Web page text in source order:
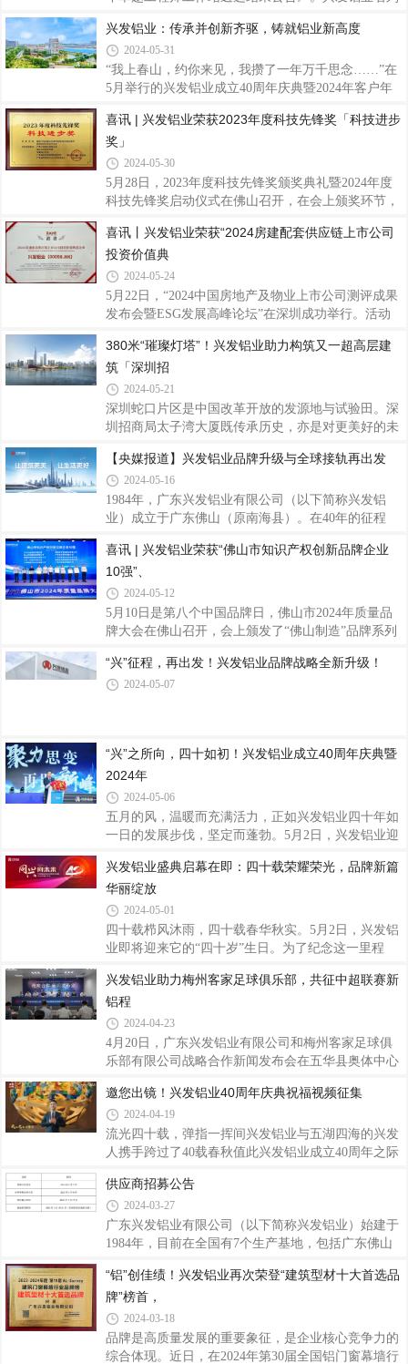
决，国际教育学院留学生足球队队员们挥汗绿茵，默
契配合，用实际行动诠释了团结协作、拼搏
师工作站”称号，作为国家级创新平台，企业可通过
佛山国创院与境内外高水平大学开展硕士、博士联合
培养和高水平协同创新，为公司探索高层次人才，做
好人才引育工作，进一步推进产学研用，加快实现新
格局，赋能企业行业高质量发展提供重要支撑作用。
兴发铝业作为集铝型材研发、生产、销售、服务于一
体的上市企业，40年来重视人才引育平台搭建
兴发铝业：传承并创新齐驱，铸就铝业新高度
2024-05-31
“我上春山，约你来见，我攒了一年万千思念……”在
5月举行的兴发铝业成立40周年庆典暨2024年客户年
导班子带来的合唱《上春山》，以全新的艺术形式展
现了兴发铝业的创新精神。事实上，作为中国专业制
造铝型材标杆企业，兴发铝业骨子里便带有勇于改革
创新、敢做时代“弄潮儿”的基因。01接力传承，四十
年砥砺磨一剑兴发铝业的创新精神，从领导班子在
式，不仅歌曲选择创新有活力有突破，更体现了企业
对传统文化的创新性传承。这种创新精神，
喜讯 | 兴发铝业荣获2023年度科技先锋奖「科技进步
奖」
2024-05-30
5月28日，2023年度科技先锋奖颁奖典礼暨2024年度
科技先锋奖启动仪式在佛山召开，在会上颁奖环节，
的高性能铝/镁合金及部件制造技术开发与产业化》项
目荣获科技进步奖。这是对各研究团队和兴发铝业多
年来积极与高校科研院所等联合研发，多措并举，高
度重视科技创新工作的充分肯定。兴发铝业一直以来
注重企业的技术创新工作，坚持以自主创新与产学研
节，注重前瞻性研发和布局，不断深化改革，在新产
品开发、技术进步、科研成果转化等方面取得了
喜讯丨兴发铝业荣获“2024房建配套供应链上市公司
投资价值典
2024-05-24
5月22日，“2024中国房地产及物业上市公司测评成果
发布会暨ESG发展高峰论坛”在深圳成功举行。活动
告》，同期隆重公布了“2024房地产配套供应链上市
公司测评成果”，兴发铝业荣获“2024房建配套供应链
上市公司投资价值典范企业”称号，凸显兴发铝业良
好的经营能力、雄厚的企业实力以及稳健的发展能
力，也是社会各界对兴发铝业投资价值的认可。公司
链上市公司营收排行榜TOP100位列第33名，2023年
房建供应链上市公司净利润排行榜TOP100位列第36
名
380米“璀璨灯塔”！兴发铝业助力构筑又一超高层建
筑「深圳招
2024-05-21
深圳蛇口片区是中国改革开放的发源地与试验田。深
圳招商局太子湾大厦既传承历史，亦是对更美好的未
地段，区位优势得天独厚，是“一带一路”国家战略落
位的又一重要支点。项目是由高度为380米的塔楼和
附属裙房组成，总建筑面积约170万㎡，以“一湾三坊
城中城”为概念，集纳邮轮母港、总部基地、文化创
型超高层建筑，打造超级湾区滨海城市综合体，是招
商局集团的“头号工程”，建成后将成为深圳太子湾片
区的标志性建筑，也将是“深圳市太子湾
【央媒报道】兴发铝业品牌升级与全球接轨再出发
2024-05-16
1984年，广东兴发铝业有限公司（以下简称兴发铝
业）成立于广东佛山（原南海县）。在40年的征程
于未来，兴发铝业品牌形象全新升级，力谋新发展。
勇立潮头挺起国之铝业“脊梁”历经风雨，兴发铝业从
一家乡镇企业到如今的中国铝挤压材领军企业， 2008
年，公司于香港联交所主板上市。之后随着广东省广
新控股集团有限公司和中国联塑集团控股有限公司分
见诸在国内外的建筑门窗幕墙系统、电子设备、机械
装备、轨道交通、航空、船舶等领域等场景或载
喜讯 | 兴发铝业荣获“佛山市知识产权创新品牌企业
10强”、
2024-05-12
5月10日是第八个中国品牌日，佛山市2024年质量品
牌大会在佛山召开，会上颁发了“佛山制造”品牌系列
识产权创新品牌企业10强”、“佛山市匠心品质品牌企
业50强”称号。兴发铝业作为铝型材行业的龙头企
的起草编制工作，以标准推动企业创新发展，现已参
与起草制定2项国际标准、77项国家标准、33项行业
标准和31项团体标准，并通过严格细分生产工
“兴”征程，再出发！兴发铝业品牌战略全新升级！
2024-05-07
“兴”之所向，四十如初！兴发铝业成立40周年庆典暨
2024年
2024-05-06
五月的风，温暖而充满活力，正如兴发铝业四十年如
一日的发展步伐，坚定而蓬勃。5月2日，兴发铝业迎
业成立40周年庆典暨2024年客户年会”。来自全国各
地的嘉宾、协会专家、经销商客户、合作伙伴以及兴
发铝业的同仁们齐聚一堂，共同见证兴发铝业四十年
的辉煌历程，共话兴发展，共享兴荣耀，共创兴未
来。新程共启，智绘铝业未来图随着音乐响起，“兴
缓拉开。激昂的旋律和舞者们灵动的身姿，展现了兴
发人的澎湃活力与进取精神。会上，兴发铝业董
兴发铝业盛典启幕在即：四十载荣耀荣光，品牌新篇
华丽绽放
2024-05-01
四十载栉风沐雨，四十载春华秋实。5月2日，兴发铝
业即将迎来它的“四十岁”生日。为了纪念这一里程
典。启新篇：品牌形象全面升级品牌是承载美好向往
的重要载体，兴发的品牌故事是生生不息的，也是不
断攀峰创新的。为能更贴近不同市场和客户的需要，
继续以高品质的产品和优质的服务为全球客户创造更
大的价值，庆典前期，兴发铝业公开征集了超过2500
进行提升更新，希望通过新的品牌形象向各界传达公
司的创新精神和追求卓越的理念。兴发铝业这次
兴发铝业助力梅州客家足球俱乐部，共征中超联赛新
铝程
2024-04-23
4月20日，广东兴发铝业有限公司和梅州客家足球俱
乐部有限公司战略合作新闻发布会在五华县奥体中心
式达成合作，兴发铝业成为梅州客家队臂章广告。会
上，兴发铝业阐述了此次合作的意义。值兴发铝业成
立40周年之际，公司首次涉足中国足球领域，与梅州
客家足球俱乐部共同开启新的合作篇章。在接下来的
发铝业”标志将首次亮相，兴发铝业的广告也将贯穿
梅州客家足球俱乐部所有赛事。公司期待梅州客家足
球队在赛场上的出色表现能进一步传递兴发铝业
邀您出镜！兴发铝业40周年庆典祝福视频征集
2024-04-19
流光四十载，弹指一挥间兴发铝业与五湖四海的兴发
人携手跨过了40载春秋值此兴发铝业成立40周年之际
我们一同祝福兴发铝业节节攀升，奔赴新征程。视频
征集具体要求一、参与对象兴发铝业全体员工、各分
子公司、合作伙伴、客户、社会各界均可参与，以个
人、团体或项目公司集体形式拍摄皆可。二、征集时
个视频拍摄时长：15秒-20秒2.拍摄内容：内容简洁，
以各自形式表达对兴发铝业40周年的祝贺与祝福。3.
拍摄语句，建议各录制三句，参考如下：(1
供应商招募公告
2024-03-27
广东兴发铝业有限公司（以下简称兴发铝业）始建于
1984年，目前在全国有7个生产基地，包括广东佛山
州基地，已成为我国著名的专业生产建筑铝型材、工
业铝型材的大型企业。2011年，广新控股集团（首登
2023年《财富》世界500强，位列427位，是广东省首
家上榜的省属国企）入股兴发，开创中国铝型材行业
国有、民营混合所有制之先河。近年来，兴发铝业分
“铝”创佳绩！兴发铝业再次荣登“建筑型材十大首选品
牌”榜首，
2024-03-18
品牌是高质量发展的重要象征，是企业核心竞争力的
综合体现。近日，在2024年第30届全国铝门窗幕墙行